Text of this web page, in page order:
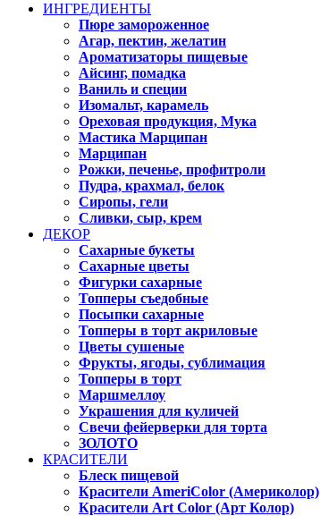
ИНГРЕДИЕНТЫ
Пюре замороженное
Агар, пектин, желатин
Ароматизаторы пищевые
Айсинг, помадка
Ваниль и специи
Изомальт, карамель
Ореховая продукция, Мука
Мастика Марципан
Марципан
Рожки, печенье, профитроли
Пудра, крахмал, белок
Сиропы, гели
Сливки, сыр, крем
ДЕКОР
Сахарные букеты
Сахарные цветы
Фигурки сахарные
Топперы съедобные
Посыпки сахарные
Топперы в торт акриловые
Цветы сушеные
Фрукты, ягоды, сублимация
Топперы в торт
Маршмеллоу
Украшения для куличей
Свечи фейерверки для торта
ЗОЛОТО
КРАСИТЕЛИ
Блеск пищевой
Красители AmeriColor (Америколор)
Красители Art Color (Арт Колор)